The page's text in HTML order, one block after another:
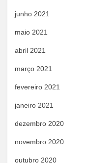
junho 2021
maio 2021
abril 2021
março 2021
fevereiro 2021
janeiro 2021
dezembro 2020
novembro 2020
outubro 2020